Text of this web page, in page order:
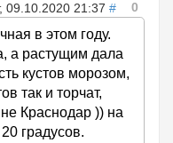
09.10.2020 21:37 # 0
в этом году.
а растущим дала
кустов морозом,
так и торчат,
Краснодар )) на
градусов.